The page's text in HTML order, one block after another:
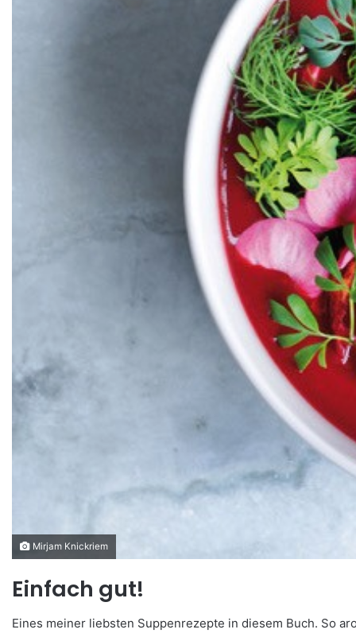
Mirjam Knickriem
Einfach gut!
Eines meiner liebsten Suppenrezepte in diesem Buch. So